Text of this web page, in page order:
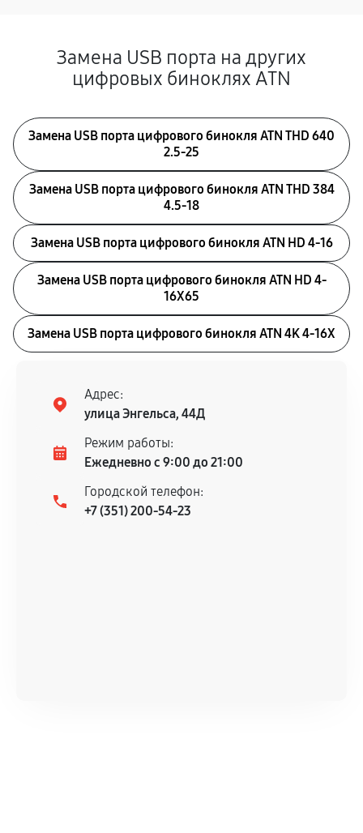
Замена USB порта на других
цифровых биноклях ATN
Замена USB порта цифрового бинокля ATN THD 640
2.5-25
Замена USB порта цифрового бинокля ATN THD 384
4.5-18
Замена USB порта цифрового бинокля ATN HD 4-16
Замена USB порта цифрового бинокля ATN HD 4-
16X65
Замена USB порта цифрового бинокля ATN 4K 4-16X
Адрес:
улица Энгельса, 44Д
Режим работы:
Ежедневно с 9:00 до 21:00
Городской телефон:
+7 (351) 200-54-23